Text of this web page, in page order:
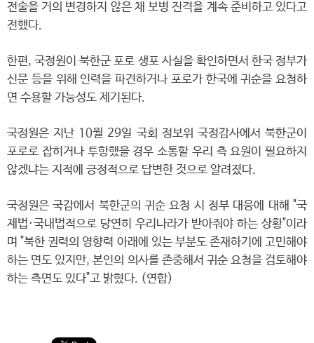
전술을 거의 변경하지 않은 채 보병 진격을 계속 준비하고 있다고
전했다.
한편, 국정원이 북한군 포로 생포 사실을 확인하면서 한국 정부가
신문 등을 위해 인력을 파견하거나 포로가 한국에 귀순을 요청하
면 수용할 가능성도 제기된다.
국정원은 지난 10월 29일 국회 정보위 국정감사에서 북한군이
포로로 잡히거나 투항했을 경우 소통할 우리 측 요원이 필요하지
않겠냐는 지적에 긍정적으로 답변한 것으로 알려졌다.
국정원은 국감에서 북한군의 귀순 요청 시 정부 대응에 대해 "국
제법·국내법적으로 당연히 우리나라가 받아줘야 하는 상황"이라
며 "북한 권력의 영향력 아래에 있는 부분도 존재하기에 고민해야
하는 면도 있지만, 본인의 의사를 존중해서 귀순 요청을 검토해야
하는 측면도 있다"고 밝혔다. (연합)